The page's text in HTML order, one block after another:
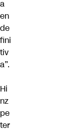
a
en
de
fini
tiv
a”.
Hi
nz
pe
ter